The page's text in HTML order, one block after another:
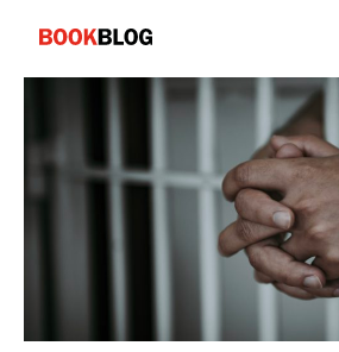
contenuto
Bookblog